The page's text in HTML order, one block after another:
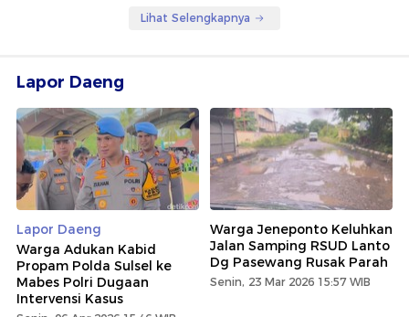
Lihat Selengkapnya
Lapor Daeng
Lapor Daeng
Warga Adukan Kabid
Propam Polda Sulsel ke
Mabes Polri Dugaan
Intervensi Kasus
Warga Jeneponto Keluhkan
Jalan Samping RSUD Lanto
Dg Pasewang Rusak Parah
Senin, 23 Mar 2026 15:57 WIB